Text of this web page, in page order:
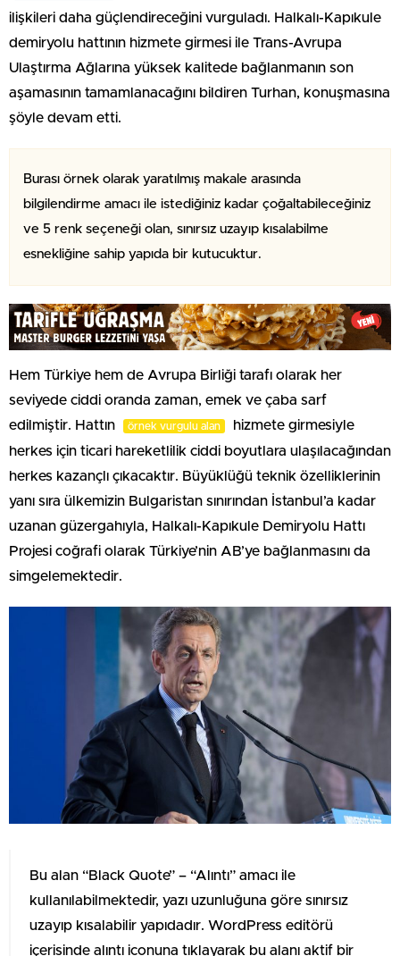
ilişkileri daha güçlendireceğini vurguladı. Halkalı-Kapıkule
demiryolu hattının hizmete girmesi ile Trans-Avrupa
Ulaştırma Ağlarına yüksek kalitede bağlanmanın son
aşamasının tamamlanacağını bildiren Turhan, konuşmasına
şöyle devam etti.
Burası örnek olarak yaratılmış makale arasında
bilgilendirme amacı ile istediğiniz kadar çoğaltabileceğiniz
ve 5 renk seçeneği olan, sınırsız uzayıp kısalabilme
esnekliğine sahip yapıda bir kutucuktur.
Hem Türkiye hem de Avrupa Birliği tarafı olarak her
seviyede ciddi oranda zaman, emek ve çaba sarf
edilmiştir. Hattın
örnek vurgulu alan
hizmete girmesiyle
herkes için ticari hareketlilik ciddi boyutlara ulaşılacağından
herkes kazançlı çıkacaktır. Büyüklüğü teknik özelliklerinin
yanı sıra ülkemizin Bulgaristan sınırından İstanbul’a kadar
uzanan güzergahıyla, Halkalı-Kapıkule Demiryolu Hattı
Projesi coğrafi olarak Türkiye’nin AB’ye bağlanmasını da
simgelemektedir.
Bu alan “Black Quote” – “Alıntı” amacı ile
kullanılabilmektedir, yazı uzunluğuna göre sınırsız
uzayıp kısalabilir yapıdadır. WordPress editörü
içerisinde alıntı iconuna tıklayarak bu alanı aktif bir